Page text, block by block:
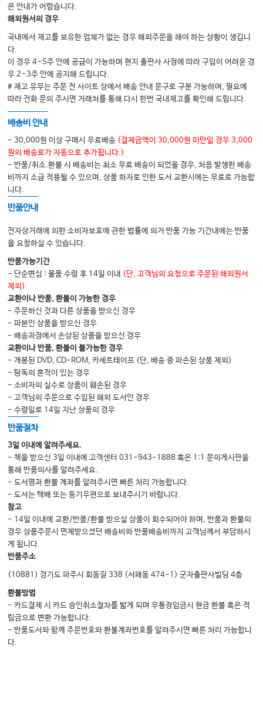
CHAPTER 36 Potassium 568
CHAPTER 37 Magnesium 580
CHAPTER 38 Calcium and Phosphorus 590
SECTION XII. THE ABDOMEN & PELVIS
CHAPTER 39 Liver Failure 605
CHAPTER 40 Acute Pancreatitis 618
CHAPTER 41 Abdominal Infections in the ICU 627
CHAPTER 42 Urinary Tract Infections in the ICU 639
SECTION XIII. AL TERED BODY TEMPERATURE
CHAPTER 43 Thermoregulatory Disorders 647
CHAPTER 44 Fever in the ICU 660
SECTION XIV. NERVOUS SYSTEM DISORDERS
CHAPTER 45 Disorders of Consciousness 677
CHAPTER 46 Disorders of Movement 693
CHAPTER 47 Acute Stroke in the ICU 708
SECTION XV. NUTRITION & METABOLISM
CHAPTER 49 Enteral Nutrition 742
CHAPTER 50 Parenteral Nutrition 758
CHAPTER 51 Adrenal and Thyroid Dysfunction 768
SECTION XVI. OVERDOSES & POISONS
CHAPTER 52 Pharmaceutical Drug Overdoses 781
CHAPTER 53 Nonpharmaceutical Poisons 796xii Contents
SECTION XVII. APPENDICES
Appendix 1 Units and Conversions 809
Appendix 2 Selected Reference Ranges 814
Appendix 3 The Body Fantastic 818
Index 821
은 안내가 어렵습니다.
해외원서의 경우
국내에서 재고를 보유한 업체가 없는 경우 해외주문을 해야 하는 상황이 생깁니
다.
이 경우 4~5주 안에 공급이 가능하며 현지 출판사 사정에 따라 구입이 어려운 경
우 2~3주 안에 공지해 드립니다.
# 재고 유무는 주문 전 사이트 상에서 배송 안내 문구로 구분 가능하며, 필요에
따라 전화 문의 주시면 거래처를 통해 다시 한번 국내재고를 확인해 드립니다.
배송비 안내
- 30,000원 이상 구매시 무료배송 (결제금액이 30,000원 미만일 경우 3,000
원의 배송료가 자동으로 추가됩니다.)
- 반품/취소.환불 시 배송비는 최소 무료 배송이 되었을 경우, 처음 발생한 배송
비까지 소급 적용될 수 있으며, 상품 하자로 인한 도서 교환시에는 무료로 가능합
니다.
반품안내
전자상거래에 의한 소비자보호에 관한 법률에 의거 반품 가능 기간내에는 반품
을 요청하실 수 있습니다.
반품가능기간
- 단순변심 : 물품 수령 후 14일 이내 (단, 고객님의 요청으로 주문된 해외원서
제외)
교환이나 반품, 환불이 가능한 경우
- 주문하신 것과 다른 상품을 받으신 경우
- 파본인 상품을 받으신 경우
- 배송과정에서 손상된 상품을 받으신 경우
교환이나 반품, 환불이 불가능한 경우
- 개봉된 DVD, CD-ROM, 카세트테이프 (단, 배송 중 파손된 상품 제외)
- 탐독의 흔적이 있는 경우
- 소비자의 실수로 상품이 훼손된 경우
- 고객님의 주문으로 수입된 해외 도서인 경우
- 수령일로 14일 지난 상품의 경우
반품절차
3일 이내에 알려주세요.
- 책을 받으신 3일 이내에 고객센터 031-943-1888 혹은 1:1 문의게시판을
통해 반품의사를 알려주세요.
- 도서명과 환불 계좌를 알려주시면 빠른 처리 가능합니다.
- 도서는 택배 또는 등기우편으로 보내주시기 바랍니다.
참고
- 14일 이내에 교환/반품/환불 받으실 상품이 회수되어야 하며, 반품과 환불의
경우 상품주문시 면제받으셨던 배송비와 반품배송비까지 고객님께서 부담하시
게 됩니다.
반품주소
(10881) 경기도 파주시 회동길 338 (서패동 474-1) 군자출판사빌딩 4층
환불방법
- 카드결제 시 카드 승인취소절차를 밟게 되며 무통장입금시 현금 환불 혹은 적
립금으로 변환 가능합니다.
- 반품도서와 함께 주문번호와 환불계좌번호를 알려주시면 빠른 처리 가능합니
다.